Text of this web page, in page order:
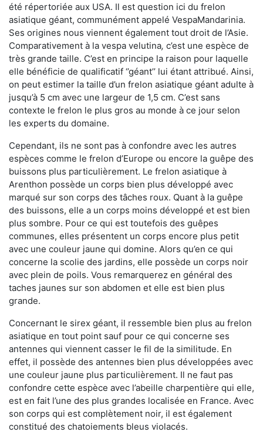
été répertoriée aux USA. Il est question ici du frelon
asiatique géant, communément appelé VespaMandarinia.
Ses origines nous viennent également tout droit de l’Asie.
Comparativement à la vespa velutina, c’est une espèce de
très grande taille. C’est en principe la raison pour laquelle
elle bénéficie de qualificatif ‘’géant’’ lui étant attribué. Ainsi,
on peut estimer la taille d’un frelon asiatique géant adulte à
jusqu’à 5 cm avec une largeur de 1,5 cm. C’est sans
contexte le frelon le plus gros au monde à ce jour selon
les experts du domaine.
Cependant, ils ne sont pas à confondre avec les autres
espèces comme le frelon d’Europe ou encore la guêpe des
buissons plus particulièrement. Le frelon asiatique à
Arenthon possède un corps bien plus développé avec
marqué sur son corps des tâches roux. Quant à la guêpe
des buissons, elle a un corps moins développé et est bien
plus sombre. Pour ce qui est toutefois des guêpes
communes, elles présentent un corps encore plus petit
avec une couleur jaune qui domine. Alors qu’en ce qui
concerne la scolie des jardins, elle possède un corps noir
avec plein de poils. Vous remarquerez en général des
taches jaunes sur son abdomen et elle est bien plus
grande.
Concernant le sirex géant, il ressemble bien plus au frelon
asiatique en tout point sauf pour ce qui concerne ses
antennes qui viennent casser le fil de la similitude. En
effet, il possède des antennes bien plus développées avec
une couleur jaune plus particulièrement. Il ne faut pas
confondre cette espèce avec l’abeille charpentière qui elle,
est en fait l’une des plus grandes localisée en France. Avec
son corps qui est complètement noir, il est également
constitué des chatoiements bleus violacés.